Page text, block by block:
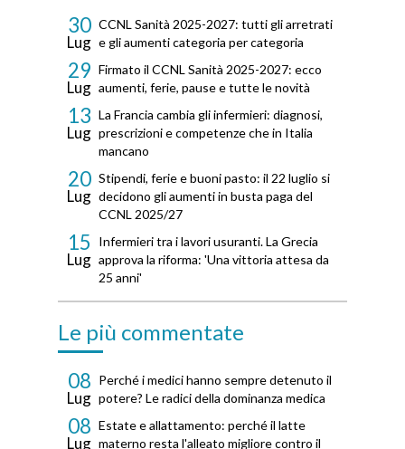
30
Lug
CCNL Sanità 2025-2027: tutti gli arretrati
e gli aumenti categoria per categoria
29
Lug
Firmato il CCNL Sanità 2025-2027: ecco
aumenti, ferie, pause e tutte le novità
13
Lug
La Francia cambia gli infermieri: diagnosi,
prescrizioni e competenze che in Italia
mancano
20
Lug
Stipendi, ferie e buoni pasto: il 22 luglio si
decidono gli aumenti in busta paga del
CCNL 2025/27
15
Lug
Infermieri tra i lavori usuranti. La Grecia
approva la riforma: 'Una vittoria attesa da
25 anni'
Le più commentate
08
Lug
Perché i medici hanno sempre detenuto il
potere? Le radici della dominanza medica
08
Lug
Estate e allattamento: perché il latte
materno resta l'alleato migliore contro il